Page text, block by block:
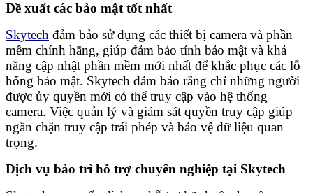
Đề xuất các bảo mật tốt nhất
Skytech đảm bảo sử dụng các thiết bị camera và phần
mềm chính hãng, giúp đảm bảo tính bảo mật và khả
năng cập nhật phần mềm mới nhất để khắc phục các lỗ
hổng bảo mật. Skytech đảm bảo rằng chỉ những người
được ủy quyền mới có thể truy cập vào hệ thống
camera. Việc quản lý và giám sát quyền truy cập giúp
ngăn chặn truy cập trái phép và bảo vệ dữ liệu quan
trọng.
Dịch vụ bảo trì hỗ trợ chuyên nghiệp tại Skytech